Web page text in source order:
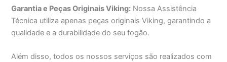
Garantia e Peças Originais Viking: Nossa Assistência
Técnica utiliza apenas peças originais Viking, garantindo a
qualidade e a durabilidade do seu fogão.
Além disso, todos os nossos serviços são realizados com